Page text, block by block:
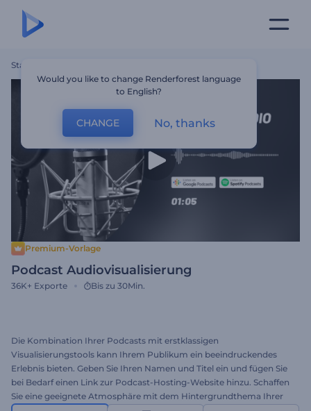
Startseite
Premium-Vorlage
Podcast Audiovisualisierung
36K+ Exporte Bis zu 30Min.
Die Kombination Ihrer Podcasts mit erstklassigen
Visualisierungstools kann Ihrem Publikum ein beeindruckendes
Erlebnis bieten. Geben Sie Ihren Namen und Titel ein und fügen Sie
bei Bedarf einen Link zur Podcast-Hosting-Website hinzu. Schaffen
Sie eine geeignete Atmosphäre mit dem Hintergrundthema Ihrer
Would you like to change Renderforest language
to English?
CHANGE No, thanks